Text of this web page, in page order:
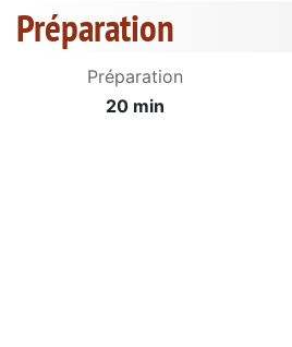
Préparation
Préparation
20 min